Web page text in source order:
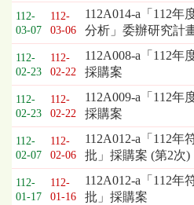
欄
位
依
序
開
標
日
期、
截
標
112-
03-07
112-
03-06
112A014-a「112年
分析」委辦研究計
112-
02-23
112-
02-22
112A008-a「112年
採購案
112-
02-23
112-
02-22
112A009-a「112年
採購案
112-
02-07
112-
02-06
112A012-a「112年
批」採購案 (第2次)
112-
01-17
112-
01-16
112A012-a「112年
批」採購案